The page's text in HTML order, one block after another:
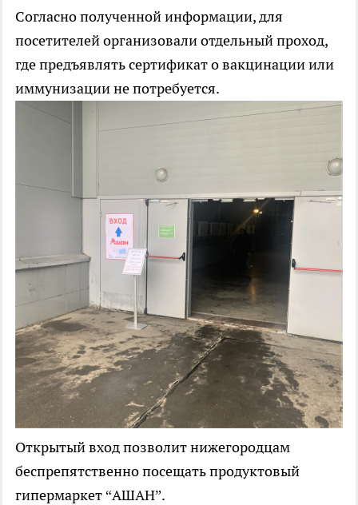
Согласно полученной информации, для
посетителей организовали отдельный проход,
где предъявлять сертификат о вакцинации или
иммунизации не потребуется.
Открытый вход позволит нижегородцам
беспрепятственно посещать продуктовый
гипермаркет “АШАН”.